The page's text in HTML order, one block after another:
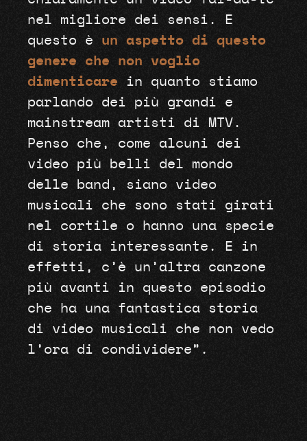
nel migliore dei sensi. E
questo è un aspetto di questo
genere che non voglio
dimenticare in quanto stiamo
parlando dei più grandi e
mainstream artisti di MTV.
Penso che, come alcuni dei
video più belli del mondo
delle band, siano video
musicali che sono stati girati
nel cortile o hanno una specie
di storia interessante. E in
effetti, c’è un’altra canzone
più avanti in questo episodio
che ha una fantastica storia
di video musicali che non vedo
l’ora di condividere”.